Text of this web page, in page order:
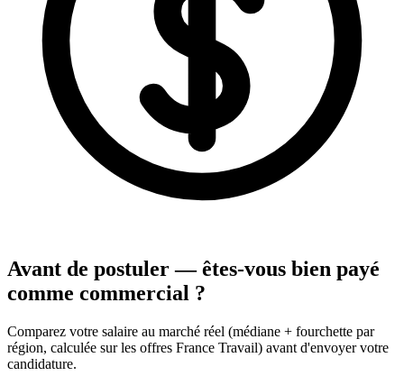
Avant de postuler — êtes-vous bien payé
comme commercial ?
Comparez votre salaire au marché réel (médiane + fourchette par
région, calculée sur les offres France Travail) avant d'envoyer votre
candidature.